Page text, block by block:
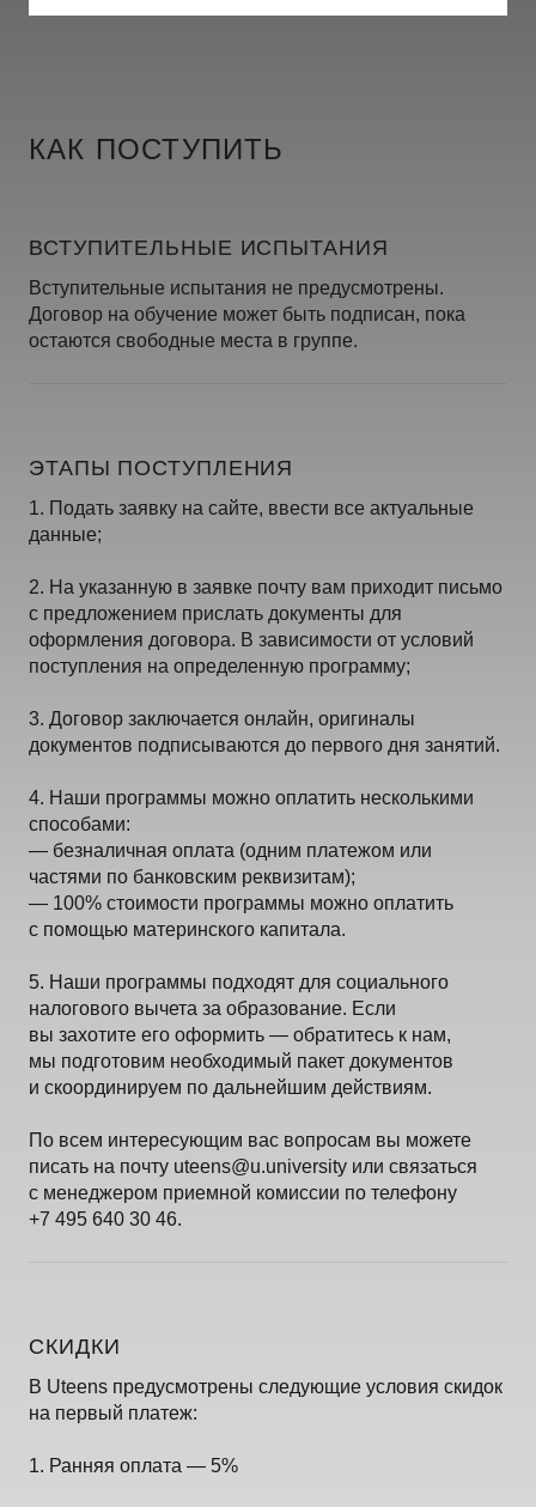
КАК ПОСТУПИТЬ
ВСТУПИТЕЛЬНЫЕ ИСПЫТАНИЯ
Вступительные испытания не предусмотрены.
Договор на обучение может быть подписан, пока
остаются свободные места в группе.
ЭТАПЫ ПОСТУПЛЕНИЯ
1. Подать заявку на сайте, ввести все актуальные
данные;
2. На указанную в заявке почту вам приходит письмо
с предложением прислать документы для
оформления договора. В зависимости от условий
поступления на определенную программу;
3. Договор заключается онлайн, оригиналы
документов подписываются до первого дня занятий.
4. Наши программы можно оплатить несколькими
способами:
— безналичная оплата (одним платежом или
частями по банковским реквизитам);
— 100% стоимости программы можно оплатить
с помощью материнского капитала.
5. Наши программы подходят для социального
налогового вычета за образование. Если
вы захотите его оформить — обратитесь к нам,
мы подготовим необходимый пакет документов
и скоординируем по дальнейшим действиям.
По всем интересующим вас вопросам вы можете
писать на почту uteens@u.university или связаться
с менеджером приемной комиссии по телефону
+7 495 640 30 46.
СКИДКИ
В Uteens предусмотрены следующие условия скидок
на первый платеж:
1. Ранняя оплата — 5%